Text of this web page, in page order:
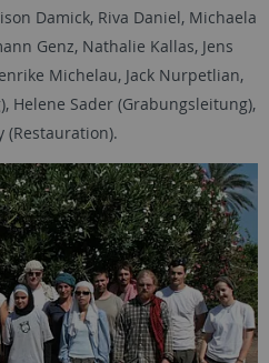
Damick, Riva Daniel, Michaela
Genz, Nathalie Kallas, Jens
Michelau, Jack Nurpetlian,
Helene Sader (Grabungsleitung),
(Restauration).